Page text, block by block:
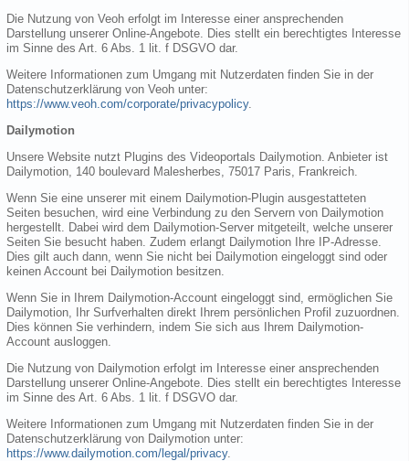
Die Nutzung von Veoh erfolgt im Interesse einer ansprechenden
Darstellung unserer Online-Angebote. Dies stellt ein berechtigtes Interesse
im Sinne des Art. 6 Abs. 1 lit. f DSGVO dar.
Weitere Informationen zum Umgang mit Nutzerdaten finden Sie in der
Datenschutzerklärung von Veoh unter:
https://www.veoh.com/corporate/privacypolicy.
Dailymotion
Unsere Website nutzt Plugins des Videoportals Dailymotion. Anbieter ist
Dailymotion, 140 boulevard Malesherbes, 75017 Paris, Frankreich.
Wenn Sie eine unserer mit einem Dailymotion-Plugin ausgestatteten
Seiten besuchen, wird eine Verbindung zu den Servern von Dailymotion
hergestellt. Dabei wird dem Dailymotion-Server mitgeteilt, welche unserer
Seiten Sie besucht haben. Zudem erlangt Dailymotion Ihre IP-Adresse.
Dies gilt auch dann, wenn Sie nicht bei Dailymotion eingeloggt sind oder
keinen Account bei Dailymotion besitzen.
Wenn Sie in Ihrem Dailymotion-Account eingeloggt sind, ermöglichen Sie
Dailymotion, Ihr Surfverhalten direkt Ihrem persönlichen Profil zuzuordnen.
Dies können Sie verhindern, indem Sie sich aus Ihrem Dailymotion-
Account ausloggen.
Die Nutzung von Dailymotion erfolgt im Interesse einer ansprechenden
Darstellung unserer Online-Angebote. Dies stellt ein berechtigtes Interesse
im Sinne des Art. 6 Abs. 1 lit. f DSGVO dar.
Weitere Informationen zum Umgang mit Nutzerdaten finden Sie in der
Datenschutzerklärung von Dailymotion unter:
https://www.dailymotion.com/legal/privacy.